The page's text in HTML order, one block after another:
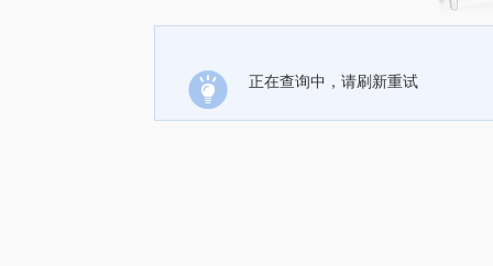
正在查询中，请刷新重试